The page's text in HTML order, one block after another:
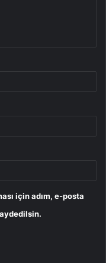
için adım, e-posta